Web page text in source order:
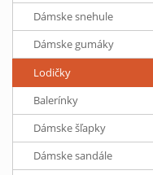
Dámske snehule
Dámske gumáky
Lodičky
Balerínky
Dámske šľapky
Dámske sandále